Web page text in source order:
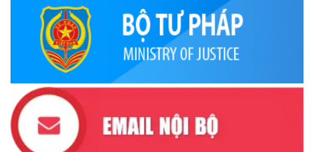
(22/10/2025)
Đắk Lắk triển khai Cuộc vận động “Toàn dân rèn luyện
thân thể theo gương Bác Hồ vĩ đại” giai đoạn 2026-2030
(13/10/2025)
Ủy ban Mặt trận Tổ quốc Việt Nam tỉnh kêu gọi vận động
ủng hộ đồng bào khắc phục thiệt hại do bão số 10 gây ra
(12/10/2025)